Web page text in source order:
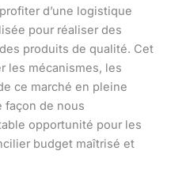
d’une logistique
pour réaliser des
produits de qualité. Cet
les mécanismes, les
ce marché en pleine
façon de nous
opportunité pour les
budget maîtrisé et